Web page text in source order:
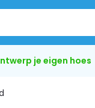
je eigen hoes